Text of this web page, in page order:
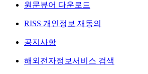
원문뷰어 다운로드
RISS 개인정보 재동의
공지사항
해외전자정보서비스 검색